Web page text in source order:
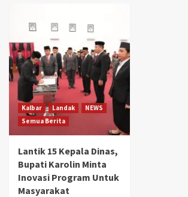
Kalbar Landak
NEWS
Semua Berita
Lantik 15 Kepala Dinas,
Bupati Karolin Minta
Inovasi Program Untuk
Masyarakat